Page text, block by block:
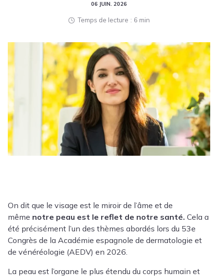
06 JUIN. 2026
Temps de lecture 6 min
On dit que le visage est le miroir de l’âme et de
même notre peau est le reflet de notre santé. Cela a
été précisément l’un des thèmes abordés lors du 53e
Congrès de la Académie espagnole de dermatologie et
de vénéréologie (AEDV) en 2026.
La peau est l’organe le plus étendu du corps humain et